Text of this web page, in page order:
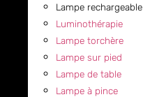
Lampe rechargeable
Luminothérapie
Lampe torchère
Lampe sur pied
Lampe de table
Lampe à pince